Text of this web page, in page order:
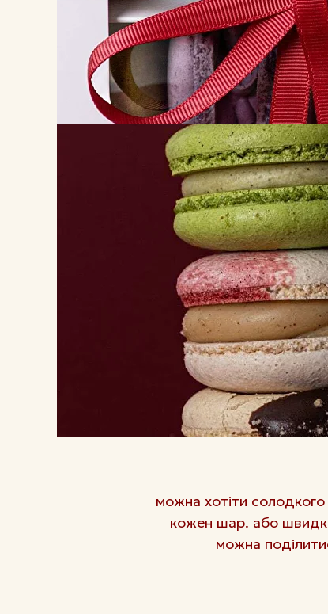
можна хотіти солодкого
кожен шар. або
можна